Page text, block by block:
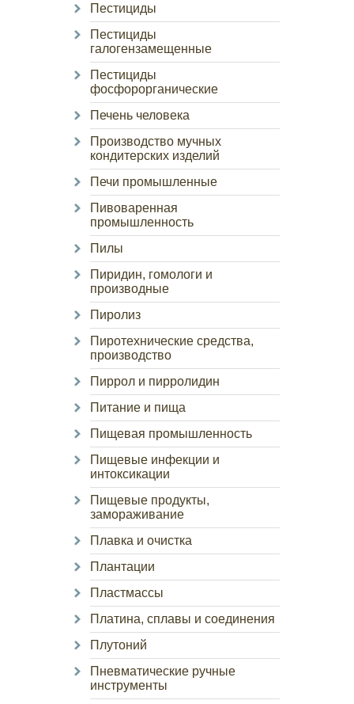
Пестициды
Пестициды
галогензамещенные
Пестициды
фосфорорганические
Печень человека
Производство мучных
кондитерских изделий
Печи промышленные
Пивоваренная
промышленность
Пилы
Пиридин, гомологи и
производные
Пиролиз
Пиротехнические средства,
производство
Пиррол и пирролидин
Питание и пища
Пищевая промышленность
Пищевые инфекции и
интоксикации
Пищевые продукты,
замораживание
Плавка и очистка
Плантации
Пластмассы
Платина, сплавы и соединения
Плутоний
Пневматические ручные
инструменты